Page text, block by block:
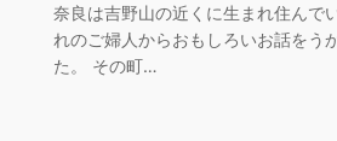
奈良は吉野山の近くに生まれ住んで
れのご婦人からおもしろいお話をう
た。 その町…